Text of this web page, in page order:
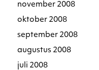
november 2008
oktober 2008
september 2008
augustus 2008
juli 2008